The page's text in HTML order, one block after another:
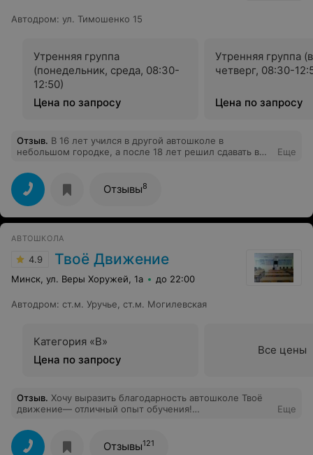
Автодром: ул. Тимошенко 15
Утренняя группа
(понедельник, среда, 08:30-
12:50)
Цена по запросу
Утренняя группа
четверг, 08:30-
Цена по запросу
Отзыв. В 16 лет учился в другой автошколе в
небольшом городке, а после 18 лет решил сдавать в
автошколу за дополнительными уроками по
вождению, чтобы попробовать поездить по большому
городу. Как итог площадку сдал с первого раза, а город
со втогоро. Очень благодарен автошколе и
инструктору Антону! Рекомендую!
Еще
Отзывы8
АВТОШКОЛА
4.9 Твоё Движение
Минск, ул. Веры Хоружей, 1а до 22:00
Автодром: ст.м. Уручье, ст.м. Могилевская
Категория «В»
Цена по запросу
Все цены
Отзыв. Хочу выразить благодарность автошколе Твоё
движение— отличный опыт обучения!
подача теории и много практики на реальных дорогах.
Автопарк в хорошем состоянии, занятия проходят по
Еще
Отзывы121